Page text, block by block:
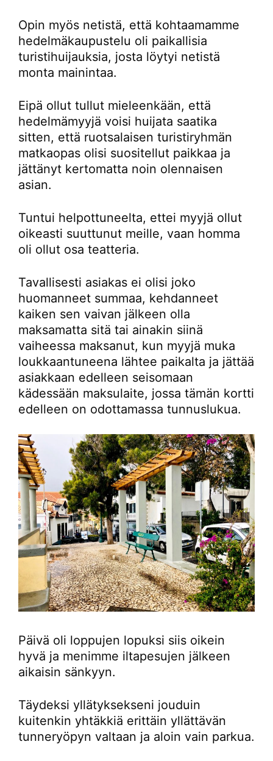
Opin myös netistä, että kohtaamamme
hedelmäkaupustelu oli paikallisia
turistihuijauksia, josta löytyi netistä
monta mainintaa.
Eipä ollut tullut mieleenkään, että
hedelmämyyjä voisi huijata saatika
sitten, että ruotsalaisen turistiryhmän
matkaopas olisi suositellut paikkaa ja
jättänyt kertomatta noin olennaisen
asian.
Tuntui helpottuneelta, ettei myyjä ollut
oikeasti suuttunut meille, vaan homma
oli ollut osa teatteria.
Tavallisesti asiakas ei olisi joko
huomanneet summaa, kehdanneet
kaiken sen vaivan jälkeen olla
maksamatta sitä tai ainakin siinä
vaiheessa maksanut, kun myyjä muka
loukkaantuneena lähtee paikalta ja jättää
asiakkaan edelleen seisomaan
kädessään maksulaite, jossa tämän kortti
edelleen on odottamassa tunnuslukua.
Päivä oli loppujen lopuksi siis oikein
hyvä ja menimme iltapesujen jälkeen
aikaisin sänkyyn.
Täydeksi yllätyksekseni jouduin
kuitenkin yhtäkkiä erittäin yllättävän
tunneryöpyn valtaan ja aloin vain parkua.